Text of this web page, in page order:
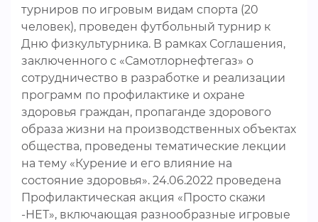
турниров по игровым видам спорта (20
человек), проведен футбольный турнир к
Дню физкультурника. В рамках Соглашения,
заключенного с «Самотлорнефтегаз» о
сотрудничество в разработке и реализации
программ по профилактике и охране
здоровья граждан, пропаганде здорового
образа жизни на производственных объектах
общества, проведены тематические лекции
на тему «Курение и его влияние на
состояние здоровья». 24.06.2022 проведена
Профилактическая акция «Просто скажи
-НЕТ», включающая разнообразные игровые